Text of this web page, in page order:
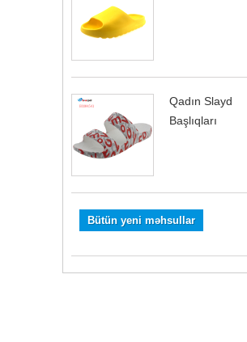
Qadın Slayd
Başlıqları
Bütün yeni məhsullar